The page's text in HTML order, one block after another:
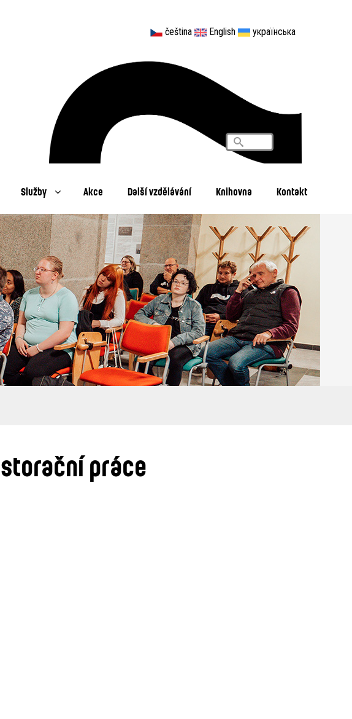
čeština English українська
Vyhledávání
Search
Služby Akce Další vzdělávání Knihovna Kontakt
práce